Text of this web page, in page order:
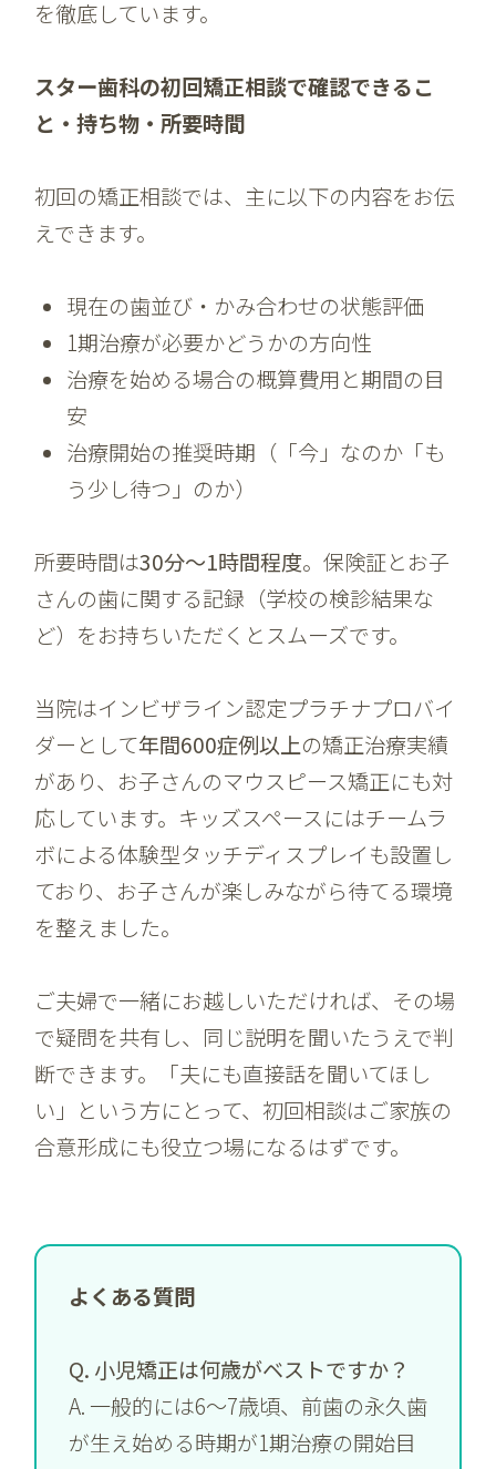
を徹底しています。
スター歯科の初回矯正相談で確認できるこ
と・持ち物・所要時間
初回の矯正相談では、主に以下の内容をお伝
えできます。
現在の歯並び・かみ合わせの状態評価
1期治療が必要かどうかの方向性
治療を始める場合の概算費用と期間の目
安
治療開始の推奨時期（「今」なのか「も
う少し待つ」のか）
所要時間は30分〜1時間程度。保険証とお子
さんの歯に関する記録（学校の検診結果な
ど）をお持ちいただくとスムーズです。
当院はインビザライン認定プラチナプロバイ
ダーとして年間600症例以上の矯正治療実績
があり、お子さんのマウスピース矯正にも対
応しています。キッズスペースにはチームラ
ボによる体験型タッチディスプレイも設置し
ており、お子さんが楽しみながら待てる環境
を整えました。
ご夫婦で一緒にお越しいただければ、その場
で疑問を共有し、同じ説明を聞いたうえで判
断できます。「夫にも直接話を聞いてほし
い」という方にとって、初回相談はご家族の
合意形成にも役立つ場になるはずです。
よくある質問
Q. 小児矯正は何歳がベストですか？
A. 一般的には6〜7歳頃、前歯の永久歯
が生え始める時期が1期治療の開始目